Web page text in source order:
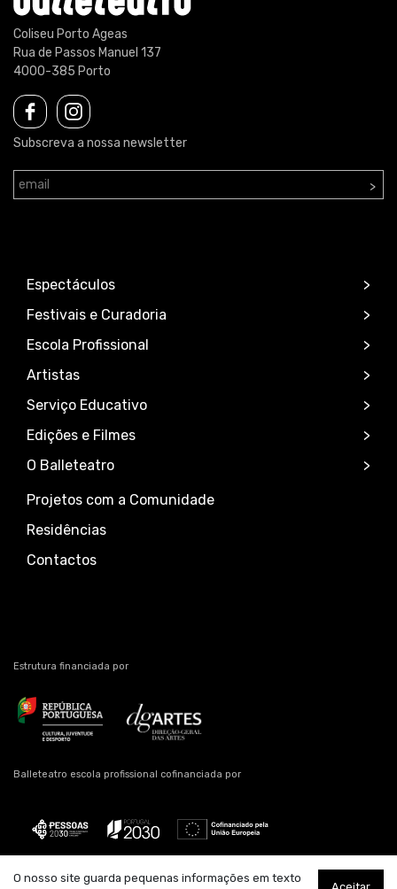
O nosso site guarda pequenas informações em texto
Coliseu Porto Ageas
Rua de Passos Manuel 137
4000-385 Porto
Subscreva a nossa newsletter
>
Espectáculos
Festivais e Curadoria
Escola Profissional
Artistas
Serviço Educativo
Edições e Filmes
O Balleteatro
Projetos com a Comunidade
Residências
Contactos
Estrutura financiada por
Balleteatro escola profissional cofinanciada por
Estrutura artística residente